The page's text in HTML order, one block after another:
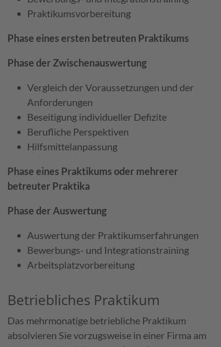
Praktikums­vorbereitung
Phase eines ersten betreuten Praktikums
Phase der Zwischen­auswertung
Vergleich der Voraus­setzungen und der
Anforder­ungen
Beseitigung individueller Defizite
Berufliche Perspektiven
Hilfs­mittel­anpassung
Phase eines Praktikums oder mehrerer
betreuter Praktika
Phase der Auswertung
Auswertung der Praktikums­erfahrungen
Bewerbungs- und Integrations­training
Arbeitsplatz­vorbereitung
Betriebliches Praktikum
Das mehrmonatige betriebliche Praktikum
absolvieren Sie vorzugs­weise in einer Firma am